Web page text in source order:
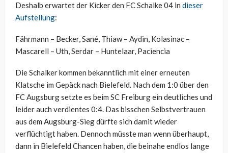
Deshalb erwartet der Kicker den FC Schalke 04 in dieser
Aufstellung:
Fährmann – Becker, Sané, Thiaw – Aydin, Kolasinac –
Mascarell – Uth, Serdar – Huntelaar, Paciencia
Die Schalker kommen bekanntlich mit einer erneuten
Klatsche im Gepäck nach Bielefeld. Nach dem 1:0 über den
FC Augsburg setzte es beim SC Freiburg ein deutliches und
leider auch verdientes 0:4. Das bisschen Selbstvertrauen
aus dem Augsburg-Sieg dürfte sich damit wieder
verflüchtigt haben. Dennoch müsste man wenn überhaupt,
dann in Bielefeld Chancen haben, die beinahe endlos lange